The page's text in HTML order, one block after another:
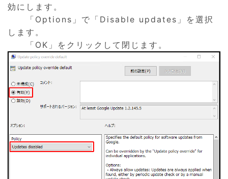
効にします。
「Options」で「Disable updates」を選択
します。
「OK」をクリックして閉じます。